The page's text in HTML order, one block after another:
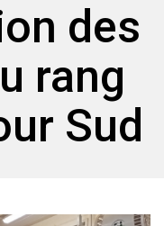
des
rang
Sud